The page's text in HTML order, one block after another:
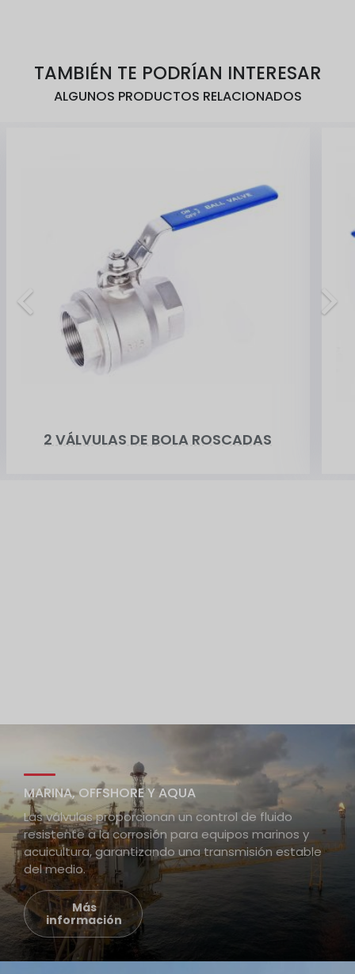
TAMBIÉN TE PODRÍAN INTERESAR
ALGUNOS PRODUCTOS RELACIONADOS
2 VÁLVULAS DE BOLA ROSCADAS
MARINA, OFFSHORE Y AQUA
Las válvulas proporcionan un control de fluido
resistente a la corrosión para equipos marinos y
acuicultura, garantizando una transmisión estable
del medio.
Más
información